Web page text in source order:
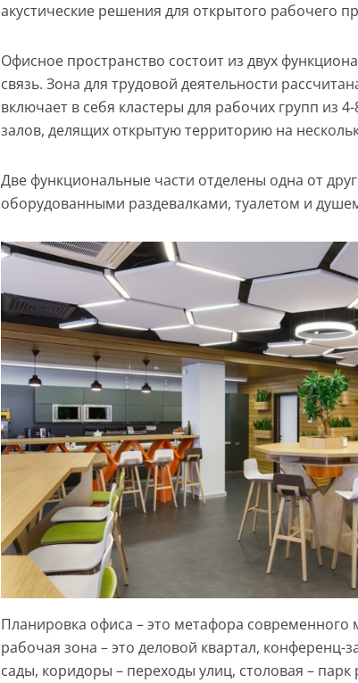
акустические решения для открытого рабочего
Офисное пространство состоит из двух
связь. Зона для трудовой деятельности
включает в себя кластеры для рабочих групп из
залов, делящих открытую территорию на
Две функциональные части отделены одна от
оборудованными раздевалками, туалетом и
Планировка офиса – это метафора современного
рабочая зона – это деловой квартал, конференц-
сады, коридоры – переходы улиц, столовая – парк